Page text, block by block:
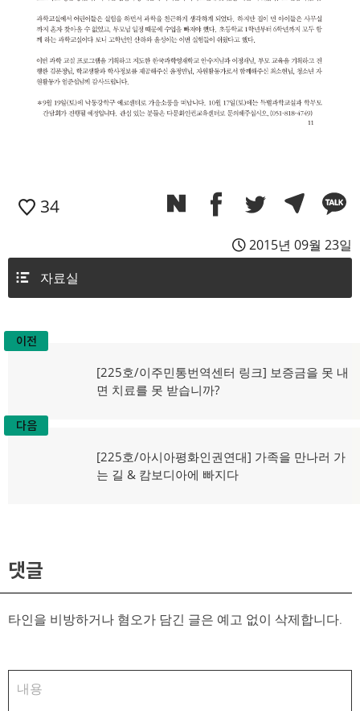
34
2015년 09월 23일
자료실
글
색
이전
이
전
[225호/이주민통번역센터 링크] 보증금을 못 내
면 치료를 못 받습니까?
다음
다
음
[225호/아시아평화인권연대] 가족을 만나러 가
는 길 & 캄보디아에 빠지다
댓글
타인을 비방하거나 혐오가 담긴 글은 예고 없이 삭제합니다.